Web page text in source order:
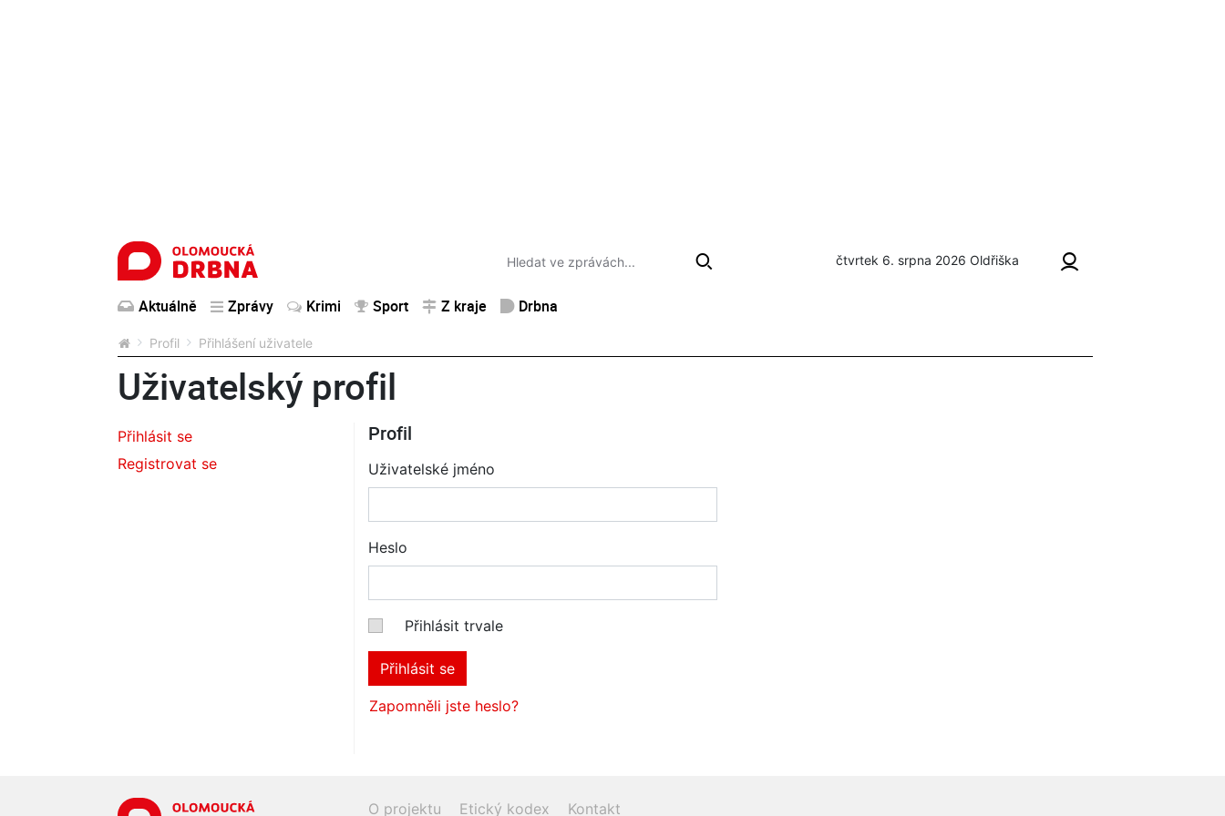
čtvrtek 6. srpna 2026 Oldřiška
Aktuálně Zprávy Krimi Sport Z kraje Drbna
Profil Přihlášení uživatele
Uživatelský profil
Přihlásit se
Registrovat se
Profil
Uživatelské jméno
Heslo
Přihlásit trvale
Přihlásit se
Zapomněli jste heslo?
O projektu Etický kodex Kontakt